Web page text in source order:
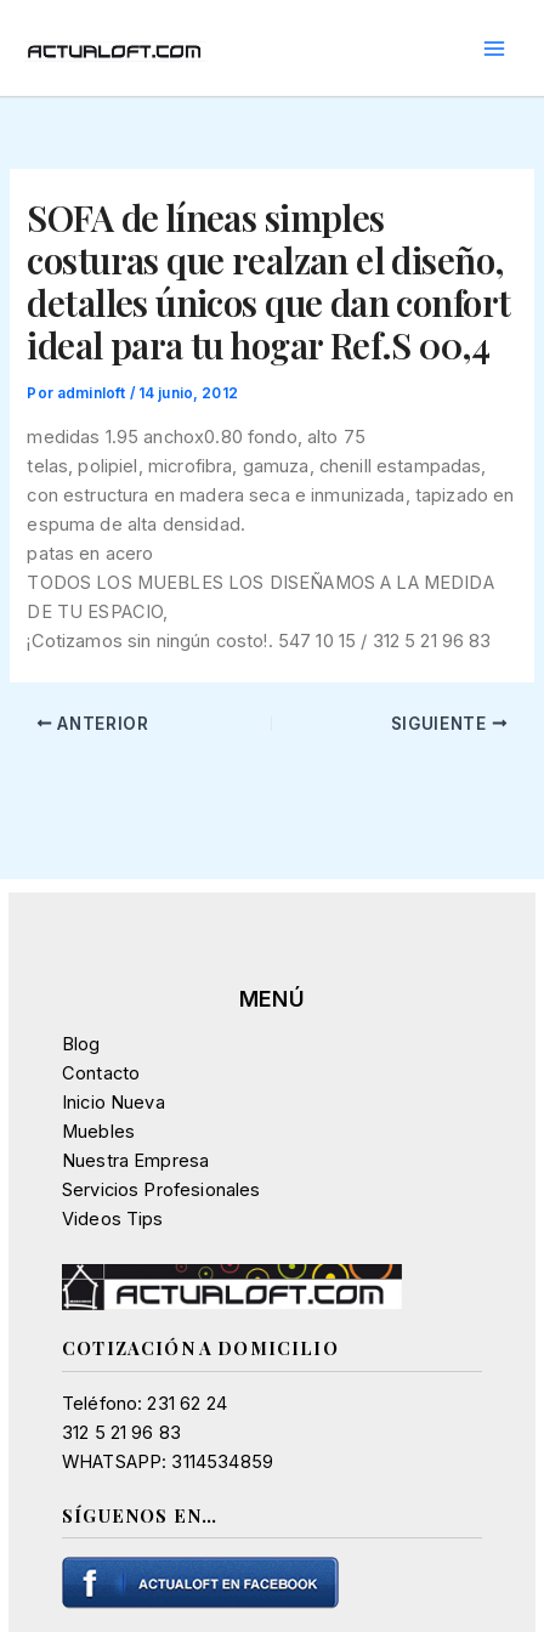
SOFA de líneas simples
costuras que realzan el diseño,
detalles únicos que dan confort
ideal para tu hogar Ref.S 00,4
Por adminloft / 14 junio, 2012
medidas 1.95 anchox0.80 fondo, alto 75
telas, polipiel, microfibra, gamuza, chenill estampadas,
con estructura en madera seca e inmunizada, tapizado en
espuma de alta densidad.
patas en acero
TODOS LOS MUEBLES LOS DISEÑAMOS A LA MEDIDA
DE TU ESPACIO,
¡Cotizamos sin ningún costo!. 547 10 15 / 312 5 21 96 83
ANTERIOR SIGUIENTE
Blog
Contacto
Inicio Nueva
Muebles
Nuestra Empresa
Servicios Profesionales
Videos Tips
COTIZACIÓN A DOMICILIO
Teléfono: 231 62 24
312 5 21 96 83
WHATSAPP: 3114534859
SÍGUENOS EN…